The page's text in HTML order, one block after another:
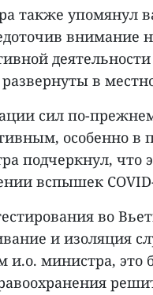
также упомянул
внимание
в
сил по-
особенно в
подчеркнул, что
вспышек
во
и изоляция
и.о. министра, это